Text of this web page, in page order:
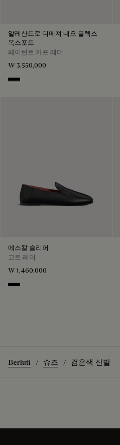
알레산드로 디메져 네오 플렉스
옥스포드
페이턴트 카프 레더
₩ 3,550,000
Black
에스칼 슬리퍼
고트 레더
₩ 1,460,000
Nero
Berluti 슈즈 검은색 신발